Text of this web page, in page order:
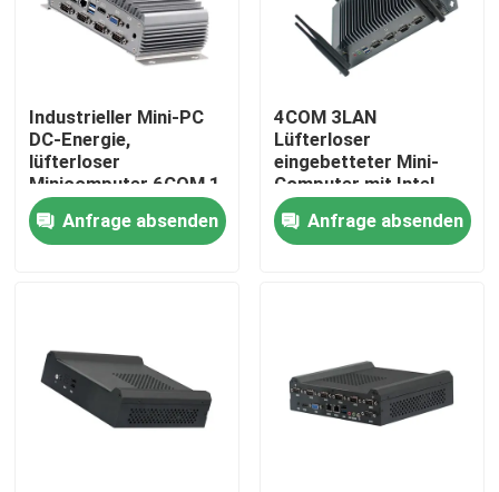
Fabrik Tour
Qualitätskontrolle
Kontakt
industrieller Platte PC
Industrieller Mini-PC
DC-Energie,
lüfterloser
Minicomputer 6COM 1
LAN-Viererkabelkern
J4205Anfrage absenden
4COM 3LAN
Lüfterloser
eingebetteter Mini-
Computer mit Intel
Tiger Lake 6305-CPU
der 11. Generation
Anfrage absenden